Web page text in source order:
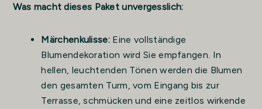
Was macht dieses Paket unvergesslich:
Märchenkulisse:Eine vollständige
Blumendekoration wird Sie empfangen. In
hellen, leuchtenden Tönen werden die Blumen
den gesamten Turm, vom Eingang bis zur
Terrasse, schmücken und eine zeitlos wirkende